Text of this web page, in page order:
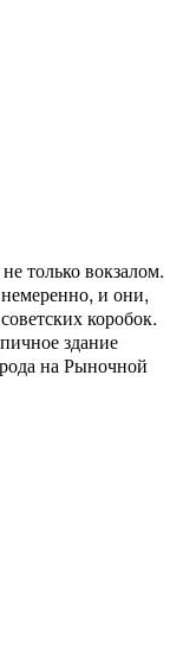
только вокзалом.
и они,
коробок.
здание
на Рыночной